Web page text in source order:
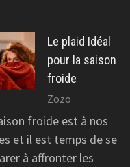
Le plaid Idéal
pour la saison
froide
Zozo
froide est à nos
et il est temps de se
à affronter les